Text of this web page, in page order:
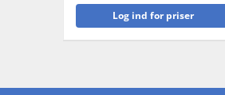
Log ind for priser